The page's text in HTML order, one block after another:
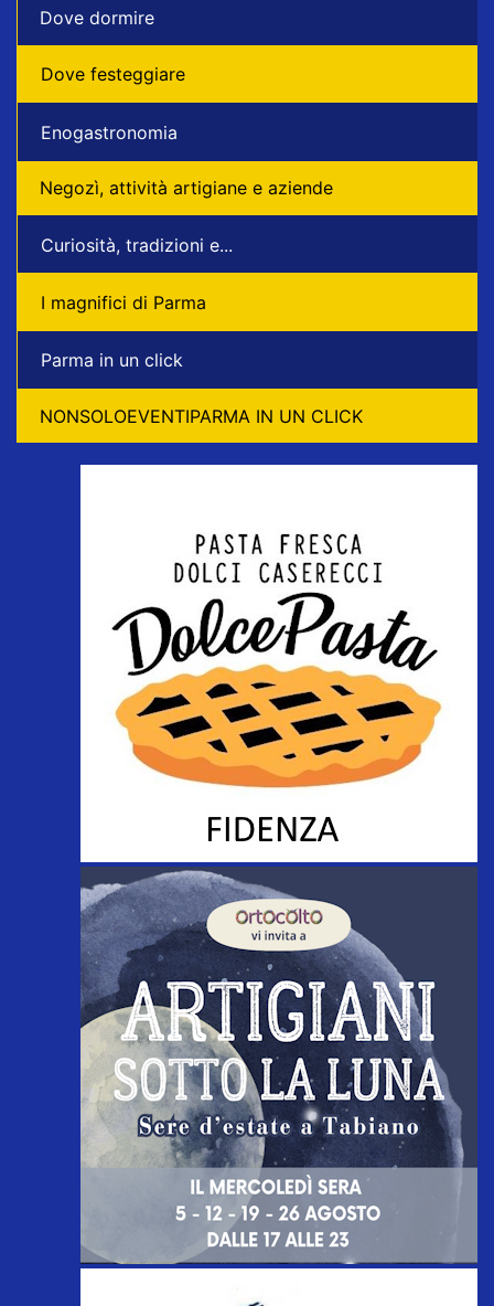
Dove dormire
Dove festeggiare
Enogastronomia
Negozì, attività artigiane e aziende
Curiosità, tradizioni e...
I magnifici di Parma
Parma in un click
NONSOLOEVENTIPARMA IN UN CLICK